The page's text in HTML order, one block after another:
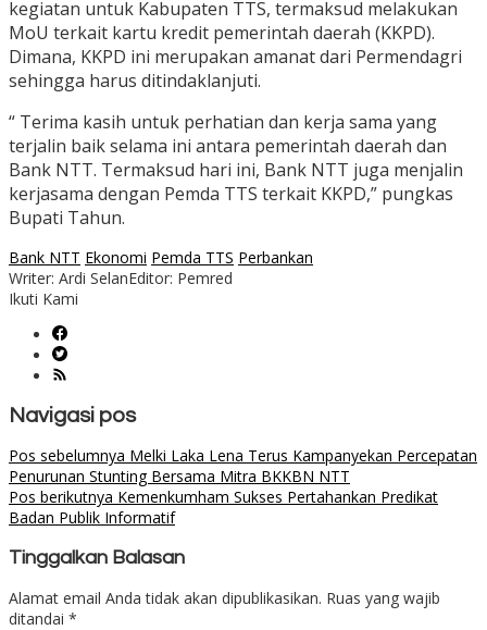
kegiatan untuk Kabupaten TTS, termaksud melakukan
MoU terkait kartu kredit pemerintah daerah (KKPD).
Dimana, KKPD ini merupakan amanat dari Permendagri
sehingga harus ditindaklanjuti.
“ Terima kasih untuk perhatian dan kerja sama yang
terjalin baik selama ini antara pemerintah daerah dan
Bank NTT. Termaksud hari ini, Bank NTT juga menjalin
kerjasama dengan Pemda TTS terkait KKPD,” pungkas
Bupati Tahun.
Bank NTT Ekonomi Pemda TTS Perbankan
Writer: Ardi SelanEditor: Pemred
Ikuti Kami
Navigasi pos
Pos sebelumnya Melki Laka Lena Terus Kampanyekan Percepatan
Penurunan Stunting Bersama Mitra BKKBN NTT
Pos berikutnya Kemenkumham Sukses Pertahankan Predikat
Badan Publik Informatif
Tinggalkan Balasan
Alamat email Anda tidak akan dipublikasikan. Ruas yang wajib
ditandai *